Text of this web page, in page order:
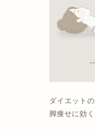
ダイエット
脚痩せに効